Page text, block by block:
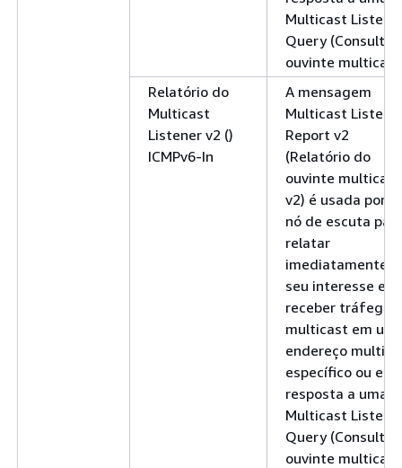
Multicast
Query (Consulta
ouvinte
Relatório do
Multicast
Listener v2 ()
ICMPv6-In
A mensagem
Multicast
Report v2
(Relatório do
ouvinte multicast
v2) é usada por
nó de escuta
relatar
imediatamente
seu interesse em
receber tráfego
multicast em um
endereço
específico ou em
resposta a uma
Multicast
Query (Consulta
ouvinte